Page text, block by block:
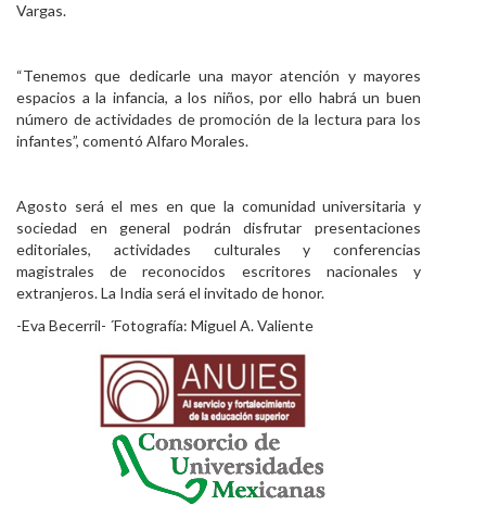
Vargas.
“Tenemos que dedicarle una mayor atención y mayores
espacios a la infancia, a los niños, por ello habrá un buen
número de actividades de promoción de la lectura para los
infantes”, comentó Alfaro Morales.
Agosto será el mes en que la comunidad universitaria y
sociedad en general podrán disfrutar presentaciones
editoriales, actividades culturales y conferencias
magistrales de reconocidos escritores nacionales y
extranjeros. La India será el invitado de honor.
-Eva Becerril- ´Fotografía: Miguel A. Valiente